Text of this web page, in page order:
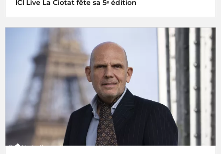
ICI Live La Ciotat fête sa 5ᵉ édition